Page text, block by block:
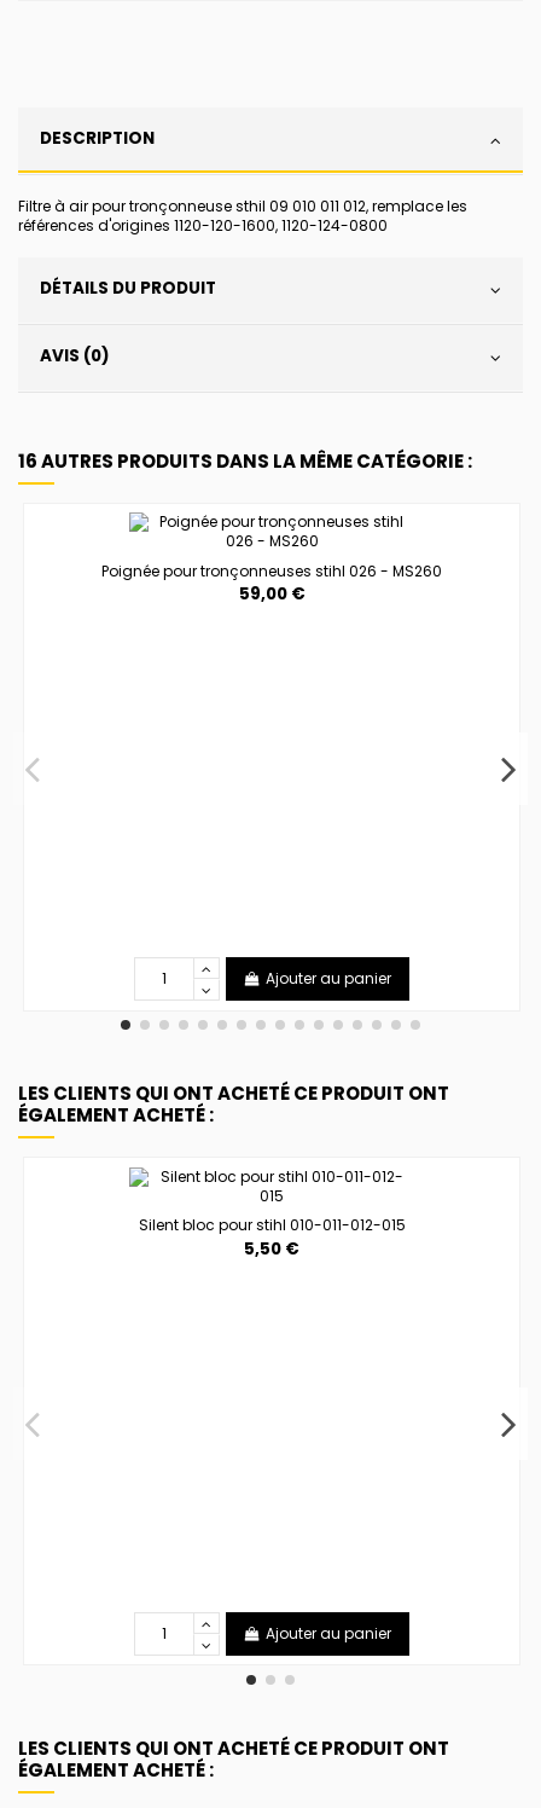
DESCRIPTION
Filtre à air pour tronçonneuse sthil 09 010 011 012, remplace les
références d'origines 1120-120-1600, 1120-124-0800
DÉTAILS DU PRODUIT
AVIS (0)
16 AUTRES PRODUITS DANS LA MÊME CATÉGORIE :
Poignée pour tronçonneuses stihl 026 - MS260
59,00 €
Ajouter au panier
LES CLIENTS QUI ONT ACHETÉ CE PRODUIT ONT
ÉGALEMENT ACHETÉ :
Silent bloc pour stihl 010-011-012-015
5,50 €
Ajouter au panier
LES CLIENTS QUI ONT ACHETÉ CE PRODUIT ONT
ÉGALEMENT ACHETÉ :